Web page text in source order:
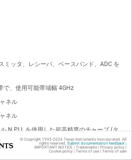
ミッタ、レシーバ、ベースバンド、ADC を
で、使用可能帯域幅 4GHz
ネル
ネル
N PLL を使用した超高精度のチャープ(タ
© Copyright 1995-2026 Texas Instruments Incorporated. All
rights reserved. Submit documentation feedback|
IMPORTANT NOTICE | Trademarks| Privacy policy|
Cookie policy| Terms of use| Terms of sale